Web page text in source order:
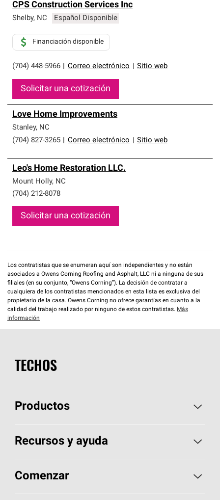
CPS Construction Services Inc
Shelby, NC Español Disponible
(704) 448-5966 Correo electrónico Sitio web
Financiación disponible
Solicitar una cotización
Love Home Improvements
Stanley, NC
(704) 827-3265
Correo electrónico Sitio web
Leo's Home Restoration LLC.
Mount Holly, NC
(704) 212-8078
Solicitar una cotización
Los contratistas que se enumeran aquí son independientes y no están
asociados a Owens Corning Roofing and Asphalt, LLC ni a ninguna de sus
filiales (en su conjunto, “Owens Corning”). La decisión de contratar a
cualquiera de los contratistas mencionados en esta lista es exclusiva del
propietario de la casa. Owens Corning no ofrece garantías en cuanto a la
calidad del trabajo realizado por ninguno de estos contratistas. Más
información
TECHOS
Productos
Elija sus tejas
Encuentre un contratista
Recursos y ayuda
Aspectos básicos sobre techos
Herramientas de diseño y color
Comenzar